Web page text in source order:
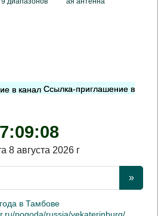
Ссылка-приглашение в
8 августа 2026 г
в Тамбове